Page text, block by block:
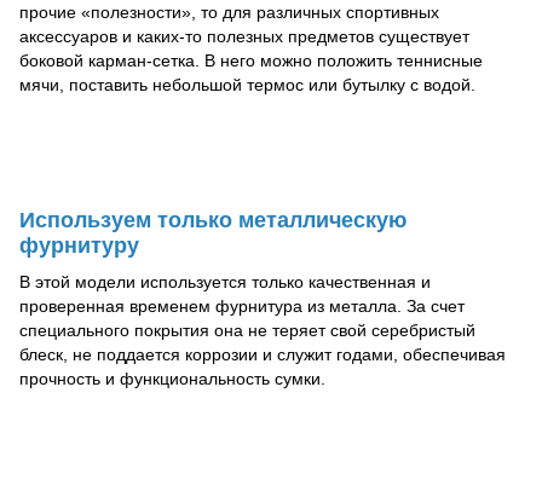
прочие «полезности», то для различных спортивных
аксессуаров и каких-то полезных предметов существует
боковой карман-сетка. В него можно положить теннисные
мячи, поставить небольшой термос или бутылку с водой.
Используем только металлическую
фурнитуру
В этой модели используется только качественная и
проверенная временем фурнитура из металла. За счет
специального покрытия она не теряет свой серебристый
блеск, не поддается коррозии и служит годами, обеспечивая
прочность и функциональность сумки.